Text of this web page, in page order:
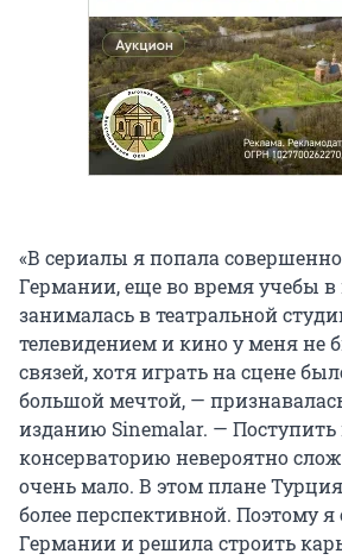
«В сериалы я попала
Германии, еще во время учебы в
занималась в театральной
телевидением и кино у меня не
связей, хотя играть на сцене
большой мечтой, —
изданию Sinemalar. —
консерваторию невероятно
очень мало. В этом плане
более перспективной. Поэтому я
Германии и решила строить